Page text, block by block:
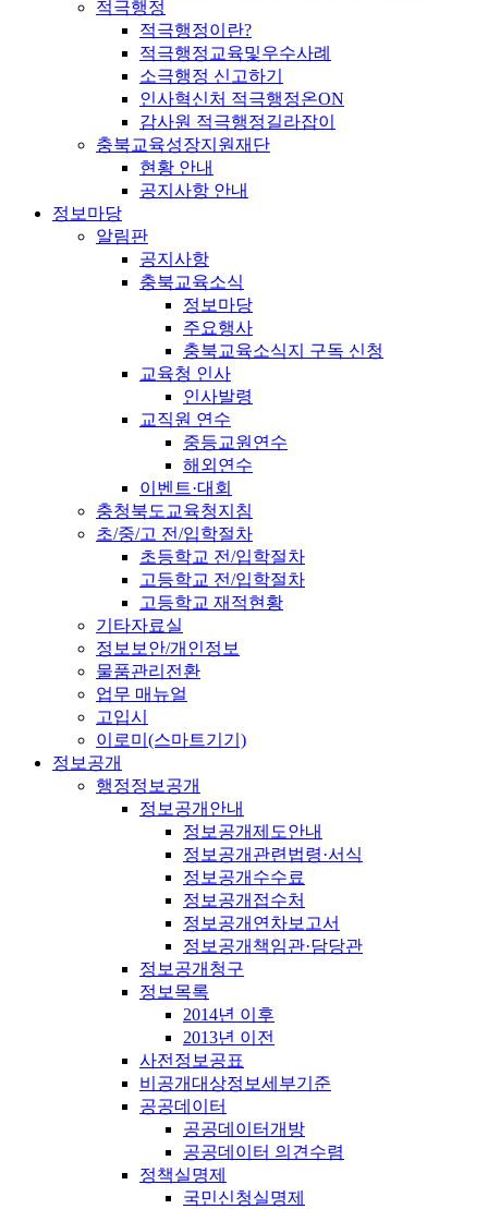
적극행정
적극행정이란?
적극행정교육및우수사례
소극행정 신고하기
인사혁신처 적극행정온ON
감사원 적극행정길라잡이
충북교육성장지원재단
현황 안내
공지사항 안내
정보마당
알림판
공지사항
충북교육소식
정보마당
주요행사
충북교육소식지 구독 신청
교육청 인사
인사발령
교직원 연수
중등교원연수
해외연수
이벤트·대회
충청북도교육청지침
초/중/고 전/입학절차
초등학교 전/입학절차
고등학교 전/입학절차
고등학교 재적현황
기타자료실
정보보안/개인정보
물품관리전환
업무 매뉴얼
고입시
이로미(스마트기기)
정보공개
행정정보공개
정보공개안내
정보공개제도안내
정보공개관련법령·서식
정보공개수수료
정보공개접수처
정보공개연차보고서
정보공개책임관·담당관
정보공개청구
정보목록
2014년 이후
2013년 이전
사전정보공표
비공개대상정보세부기준
공공데이터
공공데이터개방
공공데이터 의견수렴
정책실명제
국민신청실명제